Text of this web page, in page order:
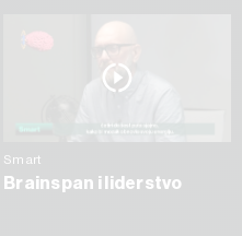
Smart
Brainspan i liderstvo